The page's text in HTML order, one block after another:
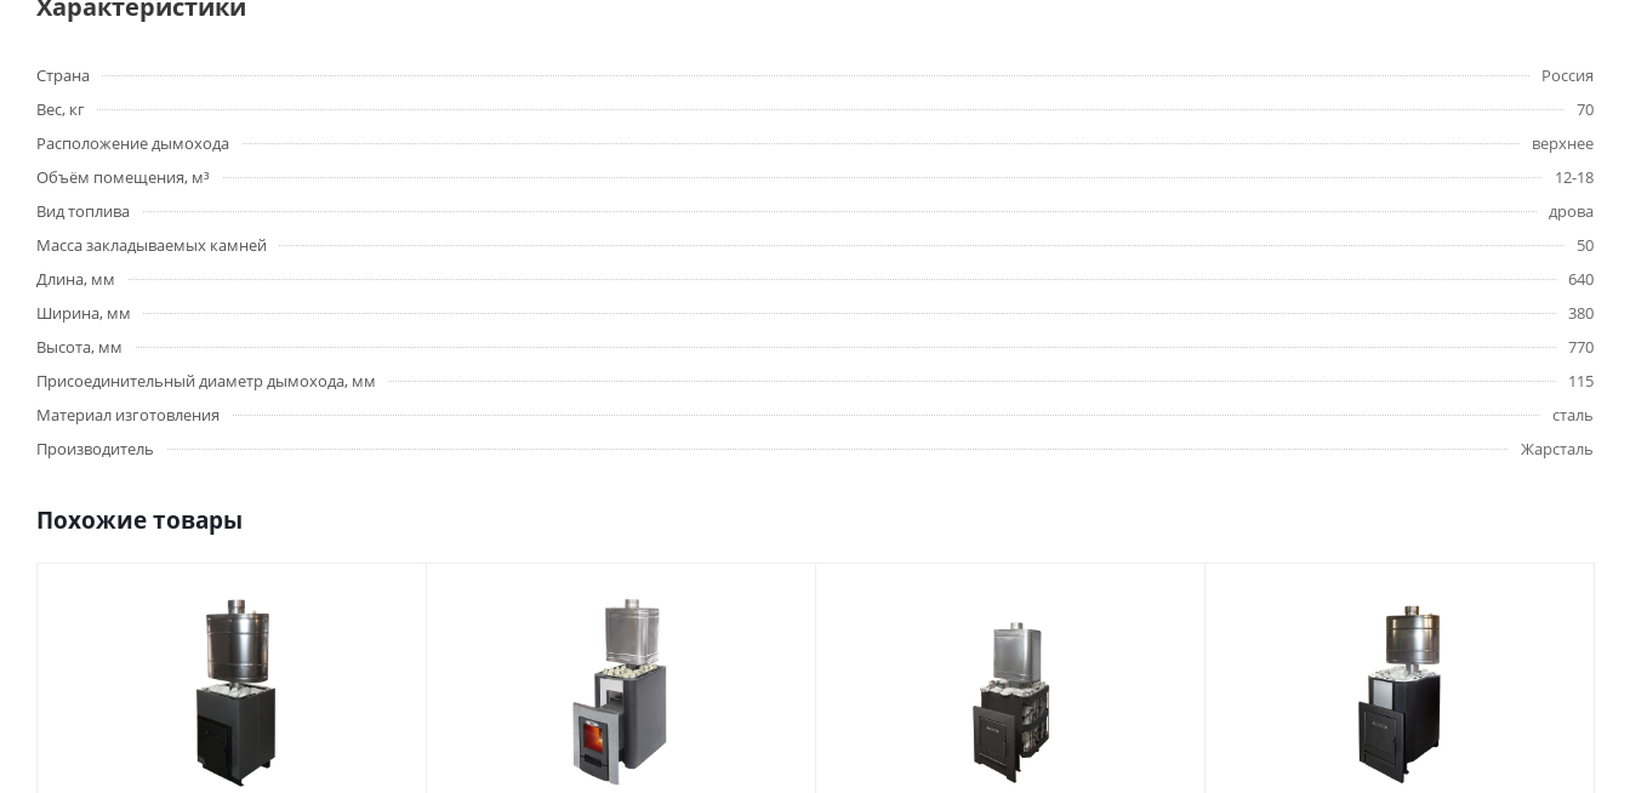
Характеристики
Страна
Россия
Вес, кг
70
Расположение дымохода
верхнее
Объём помещения, м³
12-18
Вид топлива
дрова
Масса закладываемых камней
50
Длина, мм
640
Ширина, мм
380
Высота, мм
770
Присоединительный диаметр дымохода, мм
115
Материал изготовления
сталь
Производитель
Жарсталь
Похожие товары